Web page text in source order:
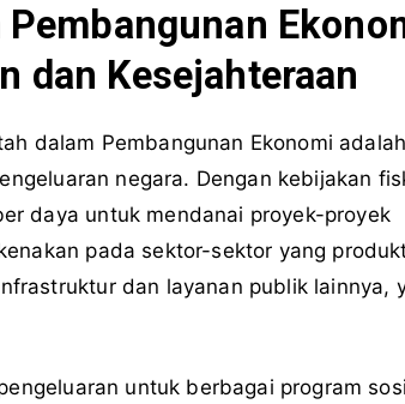
dan Kesejahteraan
dalam Pembangunan Ekonomi
negara. Dengan kebijakan
daya untuk mendanai proyek-proyek
pada sektor-sektor yang
dan layanan publik lainnya,
untuk berbagai program